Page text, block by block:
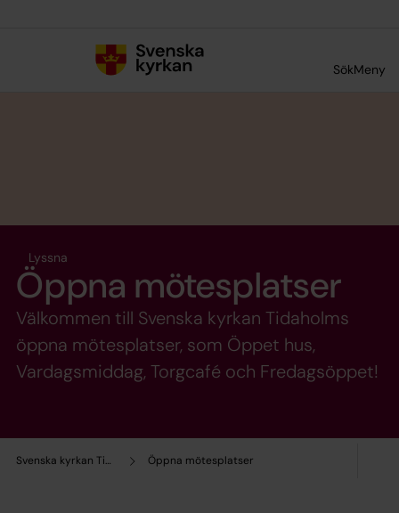
SökMeny
Svenska kyrkan Tidaholm Öppna mötesplatser
Lyssna
Öppna mötesplatser
Välkommen till Svenska kyrkan Tidaholms
öppna mötesplatser, som Öppet hus,
Vardagsmiddag, Torgcafé och Fredagsöppet!